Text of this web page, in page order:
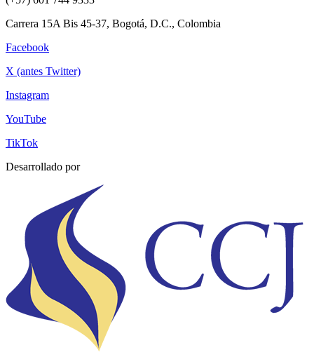
Carrera 15A Bis 45-37, Bogotá, D.C., Colombia
Facebook
X (antes Twitter)
Instagram
YouTube
TikTok
Desarrollado por